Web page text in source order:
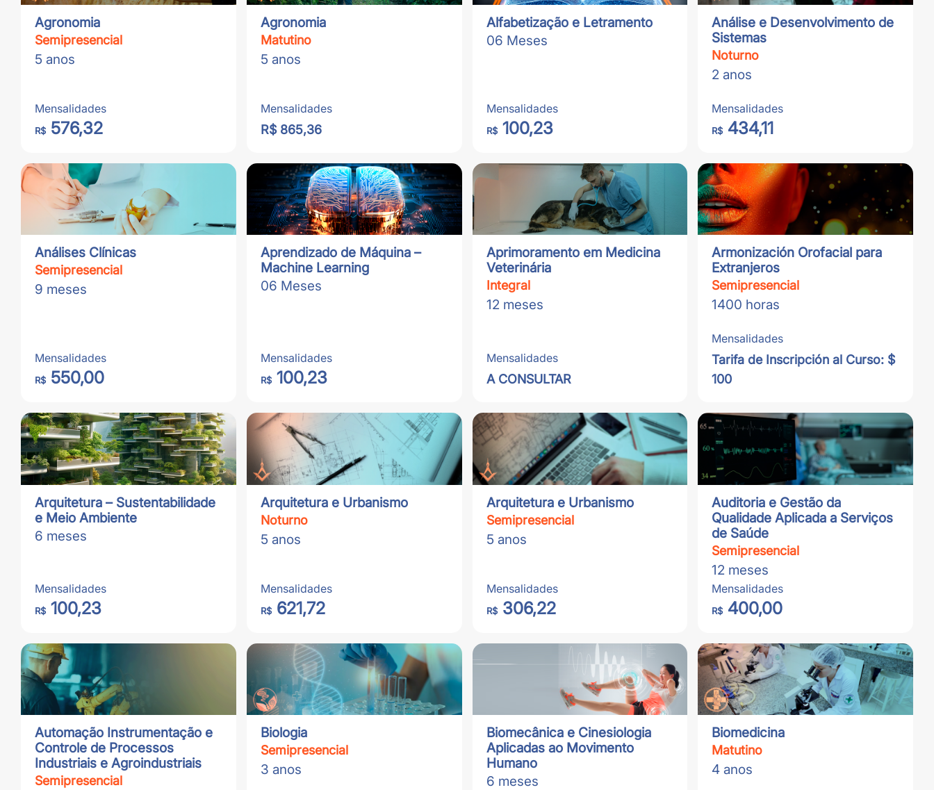
Agronomia
Semipresencial
5 anos
Mensalidades
R$ 576,32
Agronomia
Matutino
5 anos
Mensalidades
R$ 865,36
Alfabetização e Letramento
06 Meses
Mensalidades
R$ 100,23
Análise e Desenvolvimento de
Sistemas
Noturno
2 anos
Mensalidades
R$ 434,11
Análises Clínicas
Semipresencial
9 meses
Mensalidades
R$ 550,00
Aprendizado de Máquina –
Machine Learning
06 Meses
Mensalidades
R$ 100,23
Aprimoramento em Medicina
Veterinária
Integral
12 meses
Mensalidades
A CONSULTAR
Armonización Orofacial para
Extranjeros
Semipresencial
1400 horas
Mensalidades
Tarifa de Inscripción al Curso: $
100
Arquitetura – Sustentabilidade
e Meio Ambiente
6 meses
Mensalidades
R$ 100,23
Arquitetura e Urbanismo
Noturno
5 anos
Mensalidades
R$ 621,72
Arquitetura e Urbanismo
Semipresencial
5 anos
Mensalidades
R$ 306,22
Auditoria e Gestão da
Qualidade Aplicada a Serviços
de Saúde
Semipresencial
12 meses
Mensalidades
R$ 400,00
Automação Instrumentação e
Controle de Processos
Industriais e Agroindustriais
Semipresencial
Biologia
Semipresencial
3 anos
Biomecânica e Cinesiologia
Aplicadas ao Movimento
Humano
6 meses
Biomedicina
Matutino
4 anos